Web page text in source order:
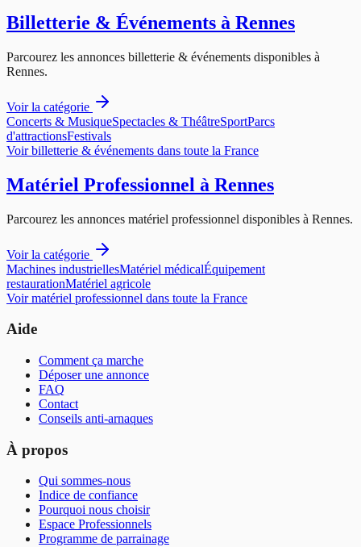
Billetterie & Événements à Rennes
Parcourez les annonces billetterie & événements disponibles à
Rennes.
Voir la catégorie
Concerts & MusiqueSpectacles & ThéâtreSportParcs
d'attractionsFestivals
Voirbilletterie & événements dans toute la France
Matériel Professionnel à Rennes
Parcourez les annonces matériel professionnel disponibles à Rennes.
Voir la catégorie
Machines industriellesMatériel médicalÉquipement
restaurationMatériel agricole
Voirmatériel professionnel dans toute la France
Aide
Comment ça marche
Déposer une annonce
FAQ
Contact
Conseils anti-arnaques
À propos
Qui sommes-nous
Indice de confiance
Pourquoi nous choisir
Espace Professionnels
Programme de parrainage